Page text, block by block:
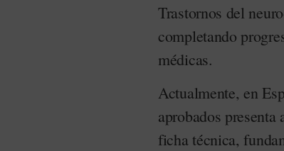
Trastornos del
completando
médicas.
Actualmente, en
aprobados
ficha técnica,